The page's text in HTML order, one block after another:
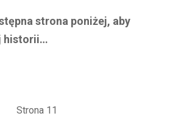
strona poniżej, aby
historii…
Strona 11